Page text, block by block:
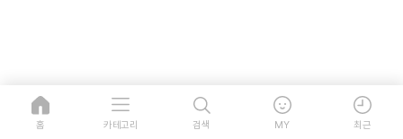
홈 카테고리 검색 MY 최근